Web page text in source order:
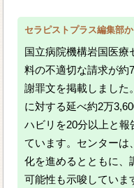
セラピストプラス編集部
国立病院機構岩国医療
料の不適切な請求が約
謝罪文を掲載しました
に対する延べ約2万
ハビリを20分以上と
ています。センターは
化を進めるとともに、
可能性も示唆していま